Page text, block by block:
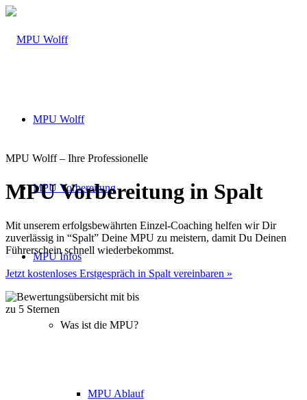
MPU Wolff
MPU Vorbereitung
MPU Infos
Was ist die MPU?
MPU Ablauf
MPU Wolff – Ihre Professionelle
MPU Vorbereitung in Spalt
Mit unserem erfolgsbewährten Einzel-Coaching helfen wir Dir
zuverlässig in “Spalt” Deine MPU zu meistern, damit Du Deinen
Führerschein schnell wiederbekommst.
Jetzt kostenloses Erstgespräch in Spalt vereinbaren »